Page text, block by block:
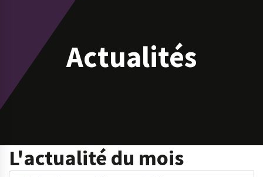
Actualités
L'actualité du mois